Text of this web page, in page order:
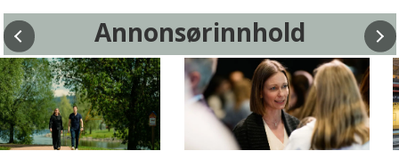
Annonsørinnhold